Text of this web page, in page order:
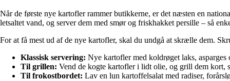
Når de første nye kartofler rammer butikkerne, er det næsten en
letsaltet vand, og server dem med smør og friskhakket persille – så
For at få mest ud af de nye kartofler, skal du undgå at skrælle dem.
Klassisk servering: Nye kartofler med koldrøget laks, asparges
Til grillen: Vend de kogte kartofler i lidt olie, og grill dem kort,
Til frokostbordet: Lav en lun kartoffelsalat med radiser,